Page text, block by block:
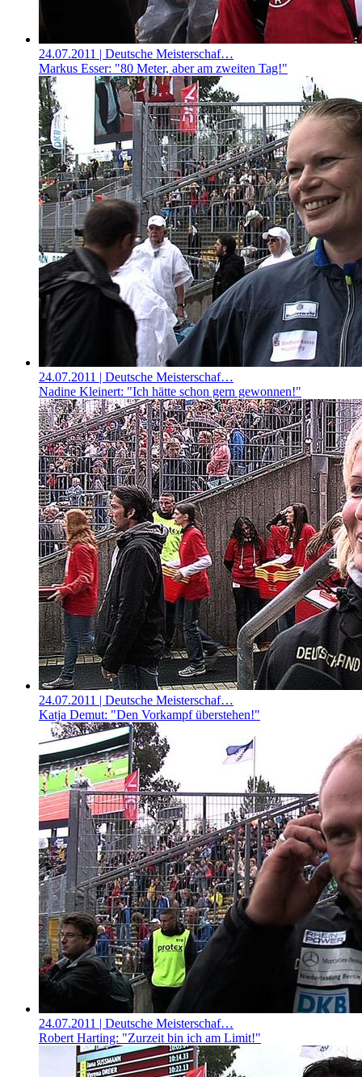
24.07.2011 | Deutsche Meisterschaf…
Markus Esser: "80 Meter, aber am zweiten Tag!"
24.07.2011 | Deutsche Meisterschaf…
Nadine Kleinert: "Ich hätte schon gern gewonnen!"
24.07.2011 | Deutsche Meisterschaf…
Katja Demut: "Den Vorkampf überstehen!"
24.07.2011 | Deutsche Meisterschaf…
Robert Harting: "Zurzeit bin ich am Limit!"